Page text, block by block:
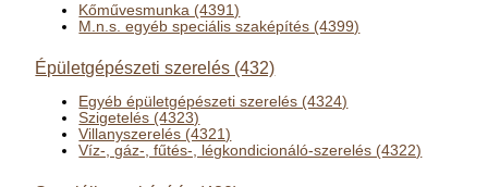
Kőművesmunka (4391)
M.n.s. egyéb speciális szaképítés (4399)
Épületgépészeti szerelés (432)
Egyéb épületgépészeti szerelés (4324)
Szigetelés (4323)
Villanyszerelés (4321)
Víz-, gáz-, fűtés-, légkondicionáló-szerelés (4322)